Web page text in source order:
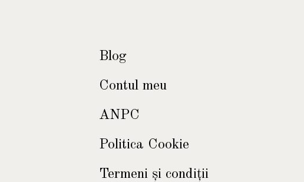
Blog
Contul meu
ANPC
Politica Cookie
Termeni şi condiţii